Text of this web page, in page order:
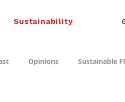
Sustainability
Opinions Sustainable